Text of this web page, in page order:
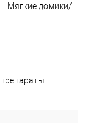
Мягкие домики/